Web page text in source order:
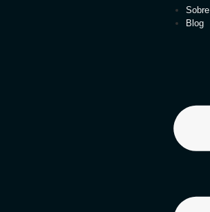
Sobre
Blog